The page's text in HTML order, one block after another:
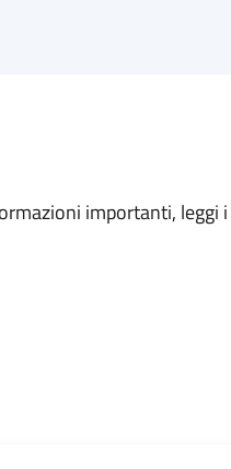
importanti, leggi